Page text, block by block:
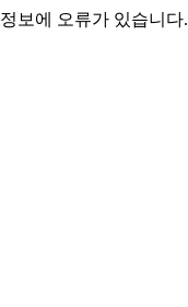
정보에 오류가 있습니다.